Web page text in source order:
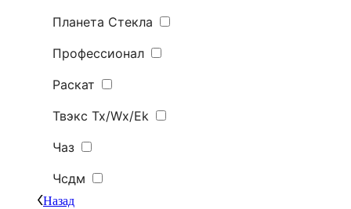
Планета Стекла
Профессионал
Раскат
Твэкс Tx/Wx/Ek
Чаз
Чсдм
Назад